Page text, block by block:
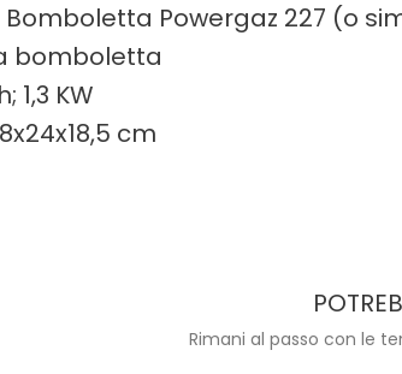
Powergaz 227 (o
bomboletta
1,3 KW
cm
Rimani al passo con le